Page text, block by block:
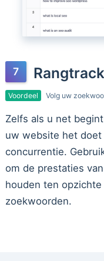
Voordeel Volg uw
Zelfs als u net
uw website het
concurrentie.
om de prestaties
houden ten
zoekwoorden.